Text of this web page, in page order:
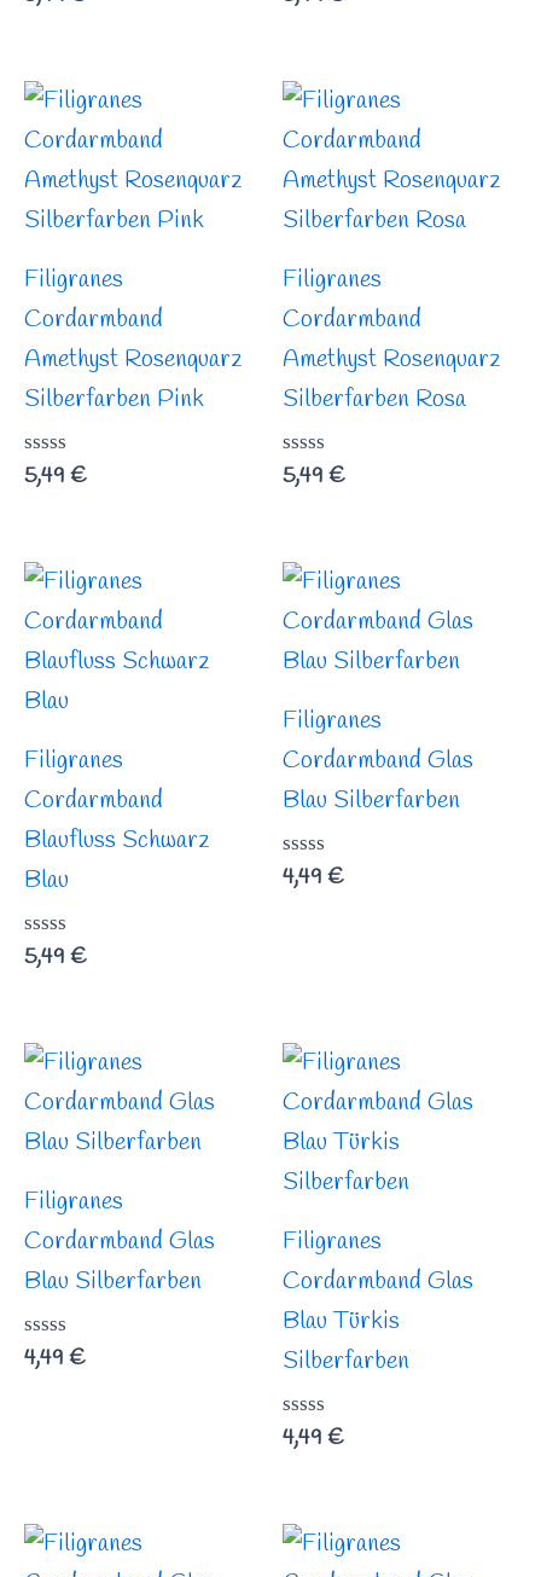
mit
mit
Filigranes
Cordarmband
Amethyst Rosenquarz
Silberfarben Pink
Bewertet
mit
5,49 €
Filigranes
Cordarmband
Amethyst Rosenquarz
Silberfarben Rosa
Bewertet
mit
5,49 €
Filigranes
Cordarmband
Blaufluss Schwarz
Blau
Bewertet
mit
5,49 €
Filigranes
Cordarmband Glas
Blau Silberfarben
Bewertet
mit
4,49 €
Filigranes
Cordarmband Glas
Blau Silberfarben
Bewertet
mit
4,49 €
Filigranes
Cordarmband Glas
Blau Türkis
Silberfarben
Bewertet
mit
4,49 €